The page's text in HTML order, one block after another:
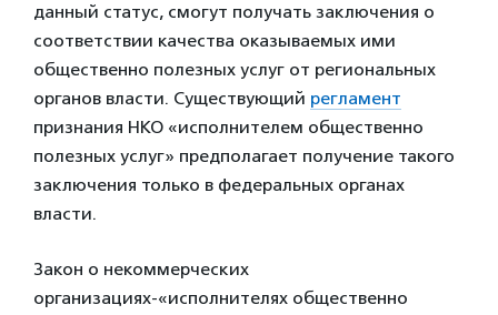
данный статус, смогут получать заключения о
соответствии качества оказываемых ими
общественно полезных услуг от региональных
органов власти. Существующий регламент
признания НКО «исполнителем общественно
полезных услуг» предполагает получение такого
заключения только в федеральных органах
власти.
Закон о некоммерческих
организациях-«исполнителях общественно